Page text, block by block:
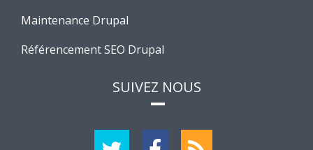
Maintenance Drupal
Référencement SEO Drupal
SUIVEZ NOUS